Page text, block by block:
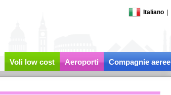
Italiano
Voli low cost Aeroporti Compagnie aeree